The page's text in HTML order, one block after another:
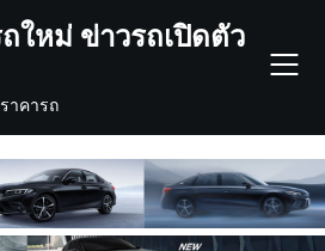
ใหม่ ข่าวรถเปิดตัว
าคารถ